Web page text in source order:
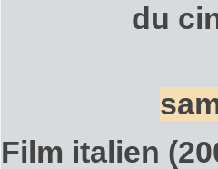
du
Film italien